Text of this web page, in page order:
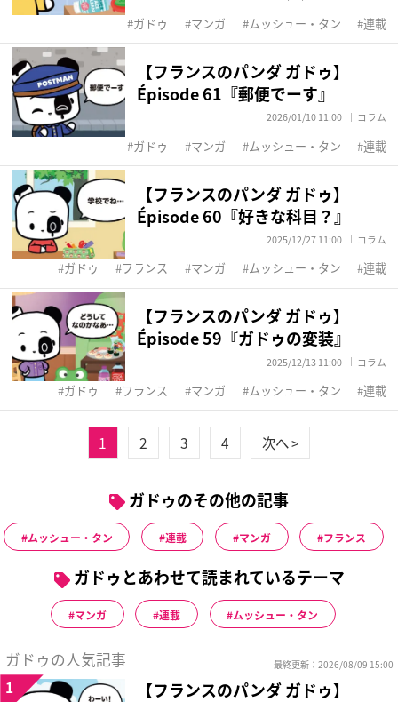
ガドゥ マンガ ムッシュー・タン 連載
【フランスのパンダ ガドゥ】
Épisode 61『郵便でーす』
2026/01/10 11:00 コラム
ガドゥ マンガ ムッシュー・タン 連載
【フランスのパンダ ガドゥ】
Épisode 60『好きな科目？』
2025/12/27 11:00 コラム
ガドゥ フランス マンガ ムッシュー・タン 連載
【フランスのパンダ ガドゥ】
Épisode 59『ガドゥの変装』
2025/12/13 11:00 コラム
ガドゥ フランス マンガ ムッシュー・タン 連載
1 2 3 4 次へ >
ガドゥのその他の記事
ムッシュー・タン 連載 マンガ フランス
ガドゥとあわせて読まれているテーマ
マンガ 連載 ムッシュー・タン
ガドゥの人気記事 最終更新：2026/08/09 15:00
【フランスのパンダ ガドゥ】
1